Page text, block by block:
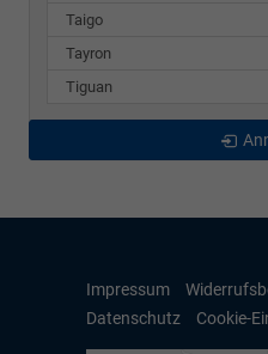
Taigo
Tayron
Tiguan
Impressum
Datenschutz
Cookie-